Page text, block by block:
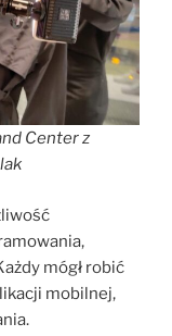
Center z
mógł robić
mobilnej,